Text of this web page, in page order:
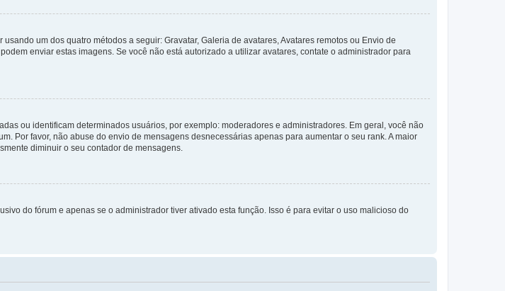
um dos quatro métodos a seguir: Gravatar, Galeria de avatares, Avatares remotos ou Envio de
enviar estas imagens. Se você não está autorizado a utilizar avatares, contate o administrador para
ou identificam determinados usuários, por exemplo: moderadores e administradores. Em geral, você não
Por favor, não abuse do envio de mensagens desnecessárias apenas para aumentar o seu rank. A maior
diminuir o seu contador de mensagens.
do fórum e apenas se o administrador tiver ativado esta função. Isso é para evitar o uso malicioso do